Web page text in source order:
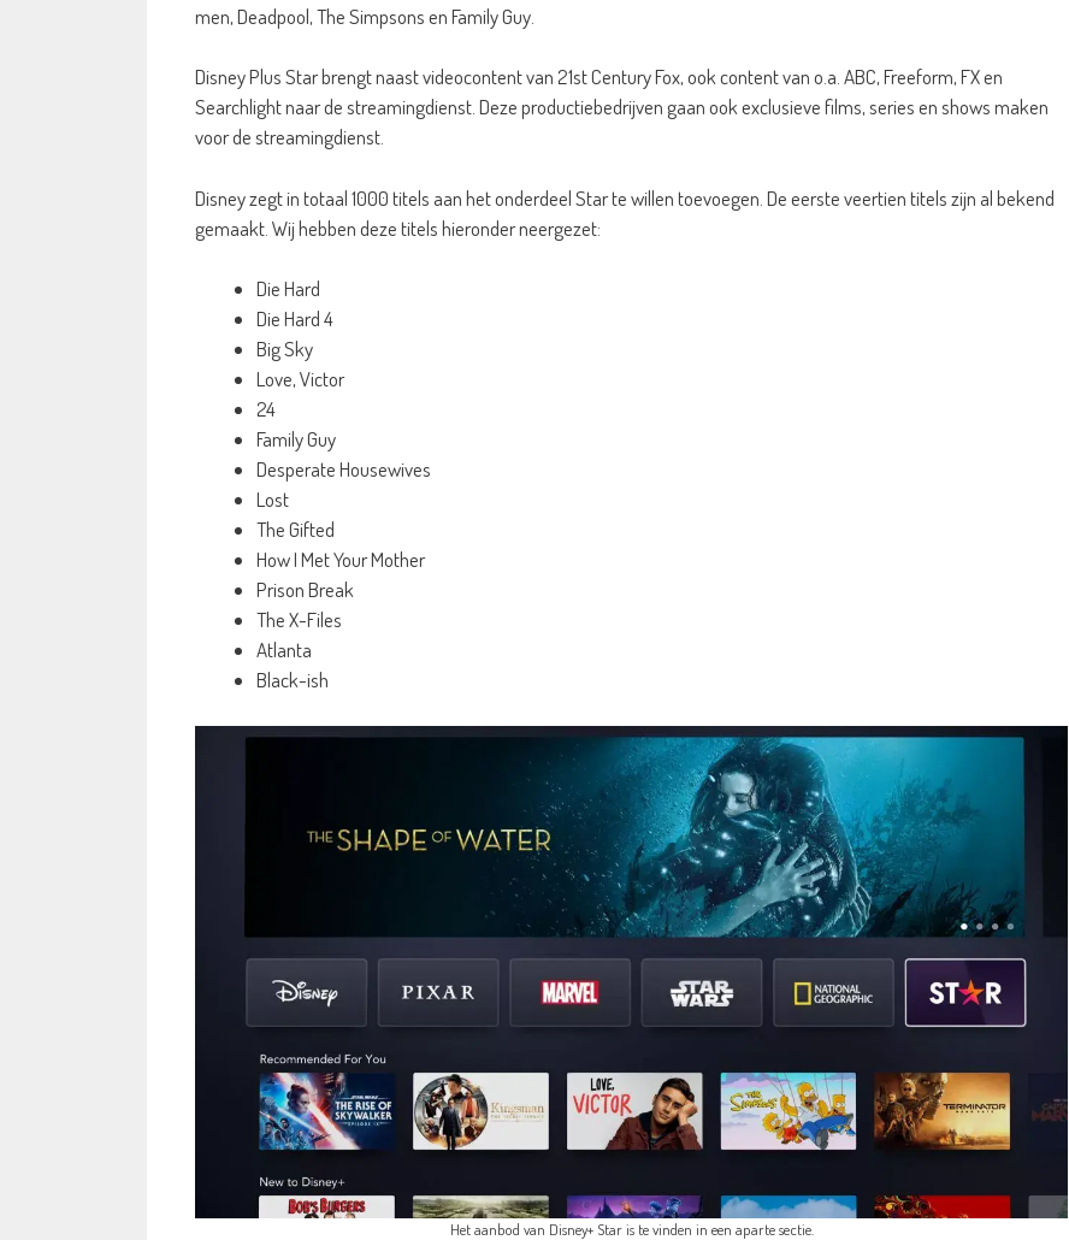
men, Deadpool, The Simpsons en Family Guy.
Disney Plus Star brengt naast videocontent van 21st Century Fox, ook content van o.a. ABC, Freeform, FX en
Searchlight naar de streamingdienst. Deze productiebedrijven gaan ook exclusieve films, series en shows maken
voor de streamingdienst.
Disney zegt in totaal 1000 titels aan het onderdeel Star te willen toevoegen. De eerste veertien titels zijn al bekend
gemaakt. Wij hebben deze titels hieronder neergezet:
Die Hard
Die Hard 4
Big Sky
Love, Victor
24
Family Guy
Desperate Housewives
Lost
The Gifted
How I Met Your Mother
Prison Break
The X-Files
Atlanta
Black-ish
Het aanbod van Disney+ Star is te vinden in een aparte sectie.